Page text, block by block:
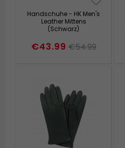
Handschuhe - HK Men's
Leather Mittens
(Schwarz)
€43.99 €54.99